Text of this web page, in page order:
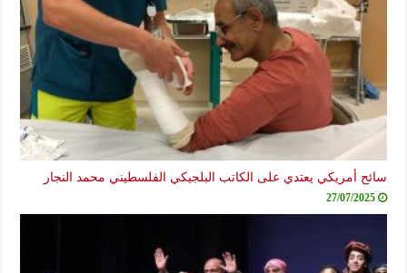
سائح أمريكي يعتدي على الكاتب البلجيكي الفلسطيني محمد النجار
27/07/2025